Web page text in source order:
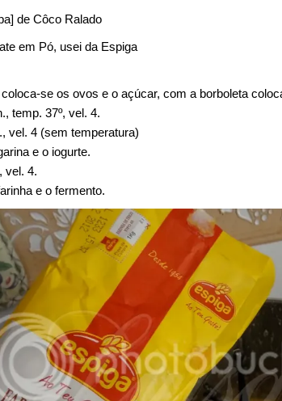
de Côco Ralado
em Pó, usei da Espiga
se os ovos e o açúcar, com a borboleta
temp. 37º, vel. 4.
vel. 4 (sem temperatura)
e o iogurte.
vel. 4.
e o fermento.